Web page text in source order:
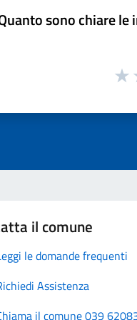
sono chiare
il comune
le domande frequenti
Assistenza
il comune 039